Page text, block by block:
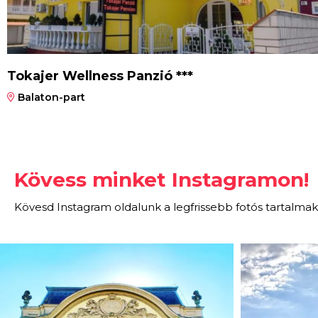
Tokajer Wellness Panzió ***
Balaton-part
Kövess minket Instagramon!
Kövesd Instagram oldalunk a legfrissebb fotós